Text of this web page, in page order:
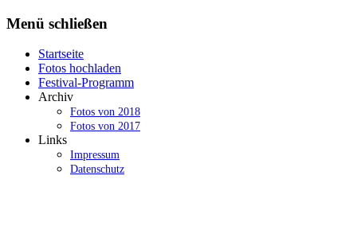
Zum
springen
Menü schließen
Startseite
Fotos hochladen
Festival-Programm
Archiv
Fotos von 2018
Fotos von 2017
Links
Impressum
Datenschutz